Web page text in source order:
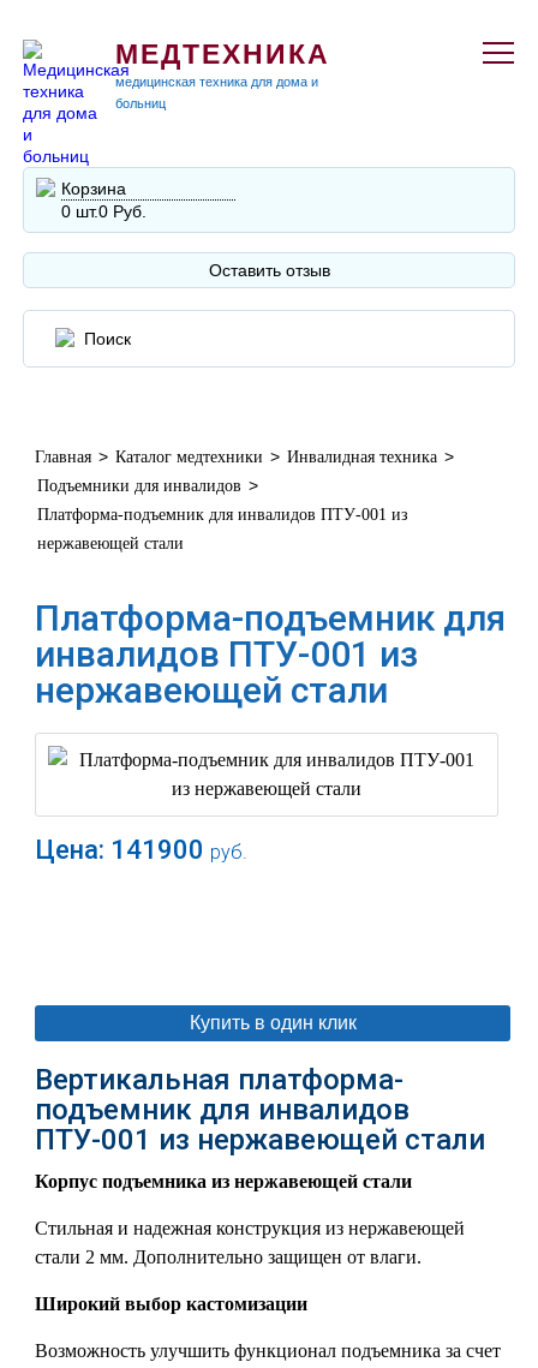
МЕДТЕХНИКА
медицинская техника для дома и
больниц
Корзина
0 шт.0 Руб.
Оставить отзыв
Главная > Каталог медтехники > Инвалидная техника >
Подъемники для инвалидов >
Платформа-подъемник для инвалидов ПТУ-001 из
нержавеющей стали
Платформа-подъемник для
инвалидов ПТУ-001 из
нержавеющей стали
Цена: 141900 руб.
Купить в один клик
Вертикальная платформа-
подъемник для инвалидов
ПТУ-001 из нержавеющей стали
Корпус подъемника из нержавеющей стали
Стильная и надежная конструкция из нержавеющей
стали 2 мм. Дополнительно защищен от влаги.
Широкий выбор кастомизации
Возможность улучшить функционал подъемника за счет